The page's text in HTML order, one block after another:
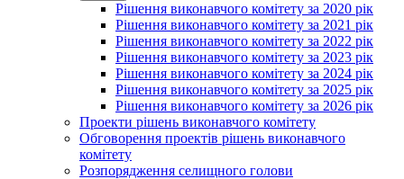
Рішення виконавчого комітету за 2020 рік
Рішення виконавчого комітету за 2021 рік
Рішення виконавчого комітету за 2022 рік
Рішення виконавчого комітету за 2023 рік
Рішення виконавчого комітету за 2024 рік
Рішення виконавчого комітету за 2025 рік
Рішення виконавчого комітету за 2026 рік
Проекти рішень виконавчого комітету
Обговорення проектів рішень виконавчого
комітету
Розпорядження селищного голови